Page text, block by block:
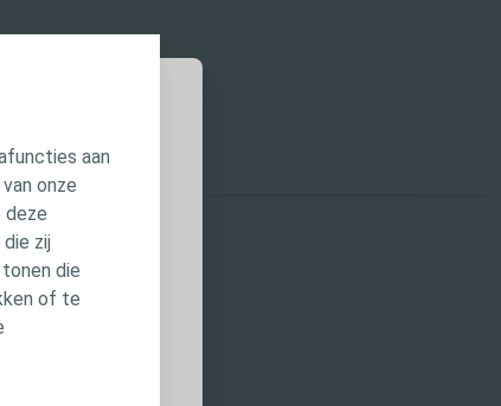
aan
onze
deze
zij
die
of te
geeft